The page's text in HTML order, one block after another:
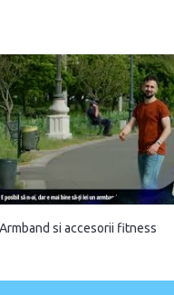
Armband si accesorii fitness